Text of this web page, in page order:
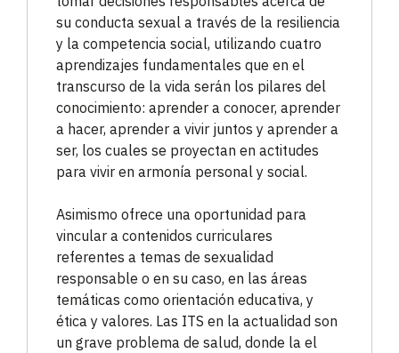
su conducta sexual a través de la resiliencia
y la competencia social, utilizando cuatro
aprendizajes fundamentales que en el
transcurso de la vida serán los pilares del
conocimiento: aprender a conocer, aprender
a hacer, aprender a vivir juntos y aprender a
ser, los cuales se proyectan en actitudes
para vivir en armonía personal y social.
Asimismo ofrece una oportunidad para
vincular a contenidos curriculares
referentes a temas de sexualidad
responsable o en su caso, en las áreas
temáticas como orientación educativa, y
ética y valores. Las ITS en la actualidad son
un grave problema de salud, donde la el